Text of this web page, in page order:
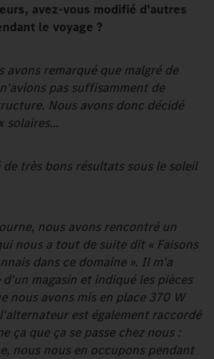
avez-vous modifié d'autres
le voyage ?
avons remarqué que malgré de
pas suffisamment de
Nous avons donc décidé
solaires…
très bons résultats sous le soleil
nous avons rencontré un
nous a tout de suite dit « Faisons
dans ce domaine ». Il m'a
magasin et indiqué les pièces
nous avons mis en place 370 W
est également raccordé
ça que ça se passe chez nous :
nous nous en occupons pendant